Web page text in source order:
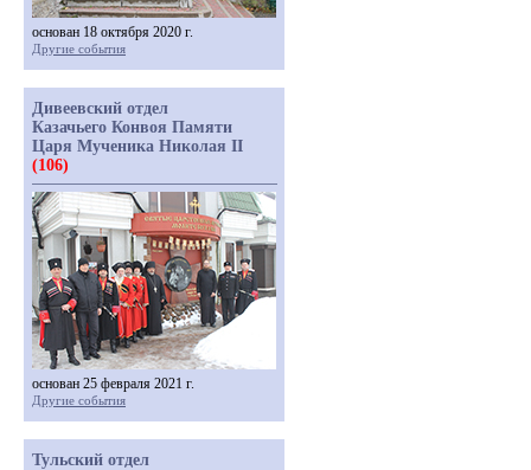
основан 18 октября 2020 г.
Другие события
Дивеевский отдел
Казачьего Конвоя Памяти
Царя Мученика Николая II
(106)
основан 25 февраля 2021 г.
Другие события
Тульский отдел